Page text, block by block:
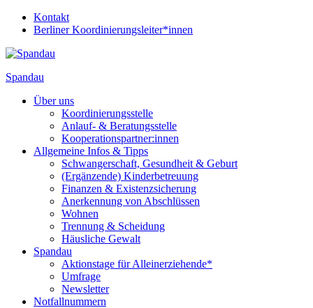
Kontakt
Berliner Koordinierungsleiter*innen
Spandau
Über uns
Koordinierungsstelle
Anlauf- & Beratungsstelle
Kooperationspartner:innen
Allgemeine Infos & Tipps
Schwangerschaft, Gesundheit & Geburt
(Ergänzende) Kinderbetreuung
Finanzen & Existenzsicherung
Anerkennung von Abschlüssen
Wohnen
Trennung & Scheidung
Häusliche Gewalt
Spandau
Aktionstage für Alleinerziehende*
Umfrage
Newsletter
Notfallnummern